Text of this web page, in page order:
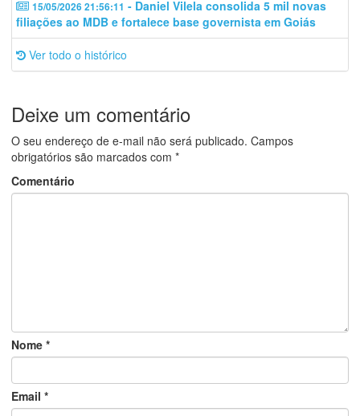
15/05/2026 21:56:11 - Daniel Vilela consolida 5 mil novas
filiações ao MDB e fortalece base governista em Goiás
Ver todo o histórico
Deixe um comentário
O seu endereço de e-mail não será publicado. Campos
obrigatórios são marcados com *
Comentário
Nome *
Email *